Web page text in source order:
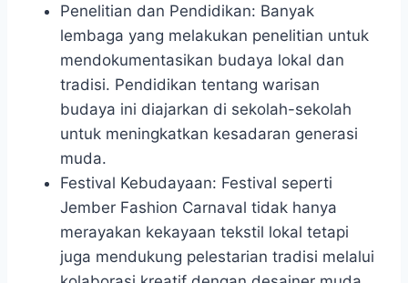
Penelitian dan Pendidikan: Banyak
lembaga yang melakukan penelitian untuk
mendokumentasikan budaya lokal dan
tradisi. Pendidikan tentang warisan
budaya ini diajarkan di sekolah-sekolah
untuk meningkatkan kesadaran generasi
muda.
Festival Kebudayaan: Festival seperti
Jember Fashion Carnaval tidak hanya
merayakan kekayaan tekstil lokal tetapi
juga mendukung pelestarian tradisi melalui